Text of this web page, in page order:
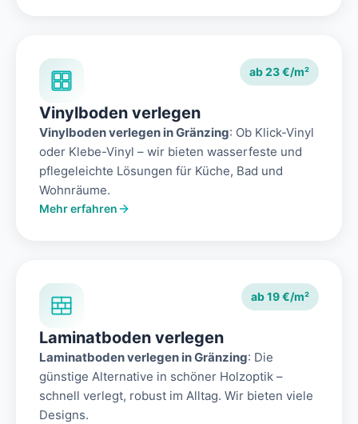
ab 23 €/m²
Vinylboden verlegen
Vinylboden verlegen in Gränzing: Ob Klick-Vinyl
oder Klebe-Vinyl – wir bieten wasserfeste und
pflegeleichte Lösungen für Küche, Bad und
Wohnräume.
Mehr erfahren
ab 19 €/m²
Laminatboden verlegen
Laminatboden verlegen in Gränzing: Die
günstige Alternative in schöner Holzoptik –
schnell verlegt, robust im Alltag. Wir bieten viele
Designs.